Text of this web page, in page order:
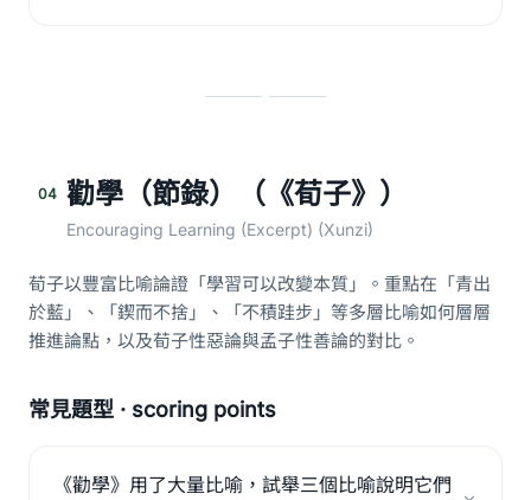
04 勸學（節錄）（《荀子》）
Encouraging Learning (Excerpt) (Xunzi)
荀子以豐富比喻論證「學習可以改變本質」。重點在「青出
於藍」、「鍥而不捨」、「不積跬步」等多層比喻如何層層
推進論點，以及荀子性惡論與孟子性善論的對比。
常見題型 · scoring points
《勸學》用了大量比喻，試舉三個比喻說明它們